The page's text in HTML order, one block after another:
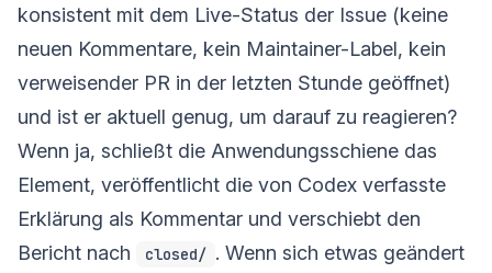
konsistent mit dem Live-Status der Issue (keine
neuen Kommentare, kein Maintainer-Label, kein
verweisender PR in der letzten Stunde geöffnet)
und ist er aktuell genug, um darauf zu reagieren?
Wenn ja, schließt die Anwendungsschiene das
Element, veröffentlicht die von Codex verfasste
Erklärung als Kommentar und verschiebt den
Bericht nach
closed/ . Wenn sich etwas geändert